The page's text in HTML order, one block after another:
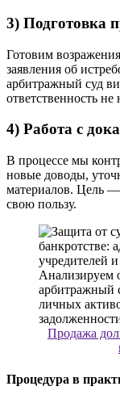
3) Подготовка
Готовим
заявления об
арбитражный суд
ответственность не
4) Работа с
В процессе мы
новые доводы,
материалов. Цель —
свою пользу.
Продажа
Процедура в